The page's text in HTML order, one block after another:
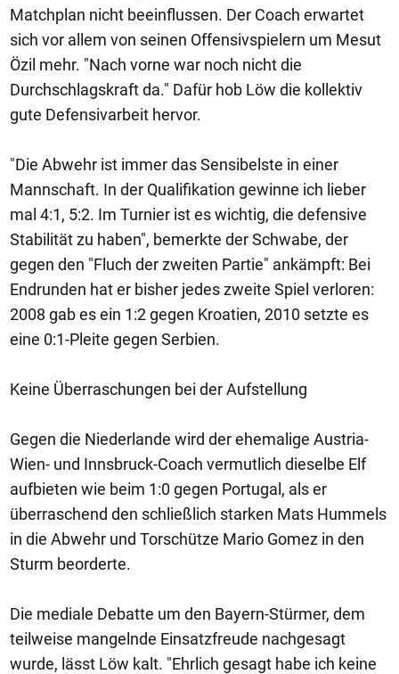
Matchplan nicht beeinflussen. Der Coach erwartet
sich vor allem von seinen Offensivspielern um Mesut
Özil mehr. "Nach vorne war noch nicht die
Durchschlagskraft da." Dafür hob Löw die kollektiv
gute Defensivarbeit hervor.
"Die Abwehr ist immer das Sensibelste in einer
Mannschaft. In der Qualifikation gewinne ich lieber
mal 4:1, 5:2. Im Turnier ist es wichtig, die defensive
Stabilität zu haben", bemerkte der Schwabe, der
gegen den "Fluch der zweiten Partie" ankämpft: Bei
Endrunden hat er bisher jedes zweite Spiel verloren:
2008 gab es ein 1:2 gegen Kroatien, 2010 setzte es
eine 0:1-Pleite gegen Serbien.
Keine Überraschungen bei der Aufstellung
Gegen die Niederlande wird der ehemalige Austria-
Wien- und Innsbruck-Coach vermutlich dieselbe Elf
aufbieten wie beim 1:0 gegen Portugal, als er
überraschend den schließlich starken Mats Hummels
in die Abwehr und Torschütze Mario Gomez in den
Sturm beorderte.
Die mediale Debatte um den Bayern-Stürmer, dem
teilweise mangelnde Einsatzfreude nachgesagt
wurde, lässt Löw kalt. "Ehrlich gesagt habe ich keine